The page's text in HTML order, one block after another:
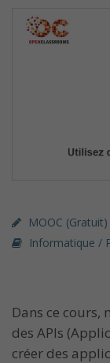
MOOC (gratuit)
Informatique /
Dans ce cours,
des APIs
créer des